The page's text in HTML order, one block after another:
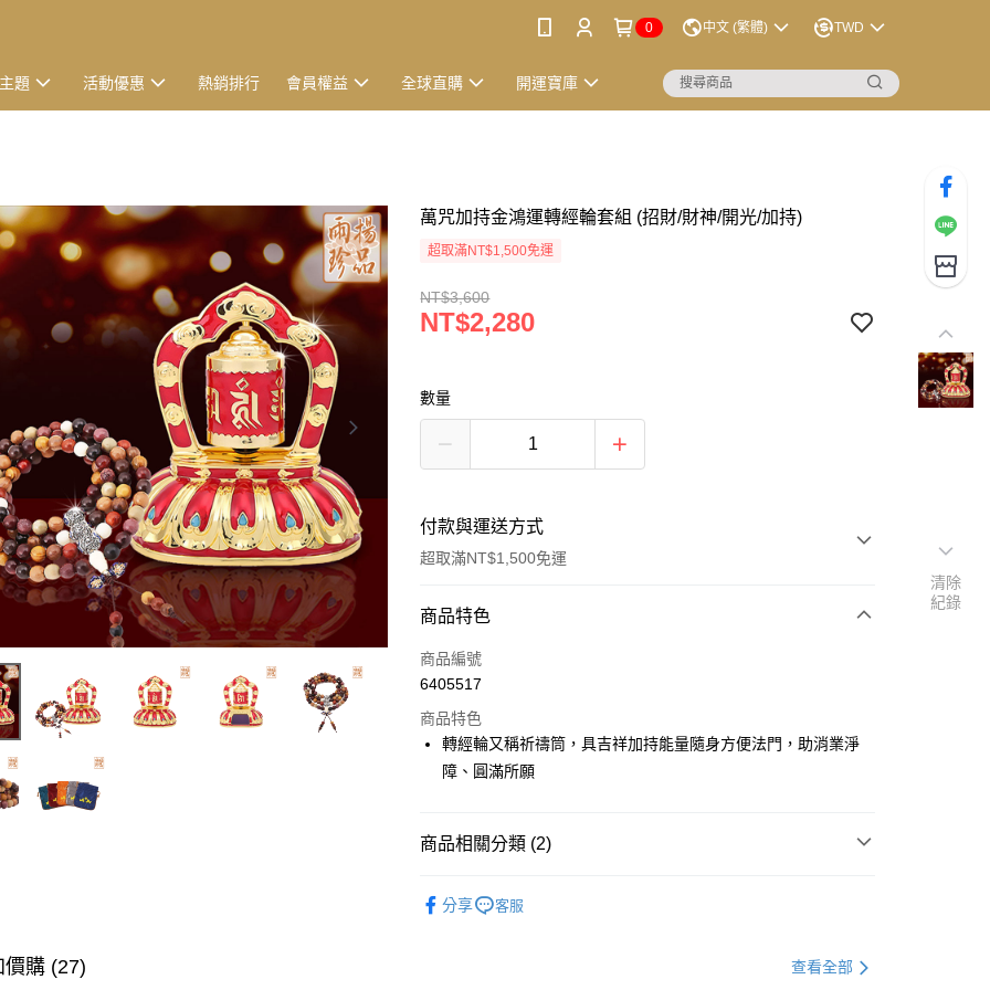
0 中文 (繁體) TWD
題 活動優惠 熱銷排行 會員權益 全球直購 開運寶庫
萬咒加持金鴻運轉經輪套組 (招財/財神/開光/加持)
超取滿NT$1,500免運
NT$3,600
NT$2,280
數量
付款與運送方式
超取滿NT$1,500免運
付款方式
信用卡一次付款
Apple Pay
街口支付
全支付
商品特色
商品編號
6405517
商品特色
轉經輪又稱祈禱筒，具吉祥加持能量隨身方便法門，助消業淨
障、圓滿所願
商品相關分類 (2)
分享 客服
價購 (27) 查看全部
清除
紀錄